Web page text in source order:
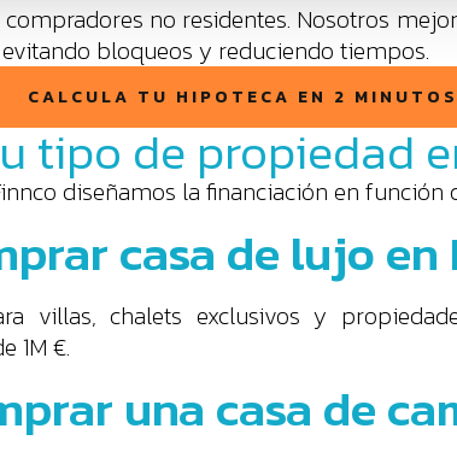
no residentes. Nosotros
bloqueos y reduciendo tiempos.
CALCULA TU HIPOTECA EN 2 MINUTOS
tipo de propiedad
diseñamos la financiación en
casa de lujo en
villas, chalets exclusivos y
1M €.
una casa de